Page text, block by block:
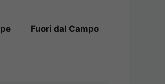
Fuori dal Campo